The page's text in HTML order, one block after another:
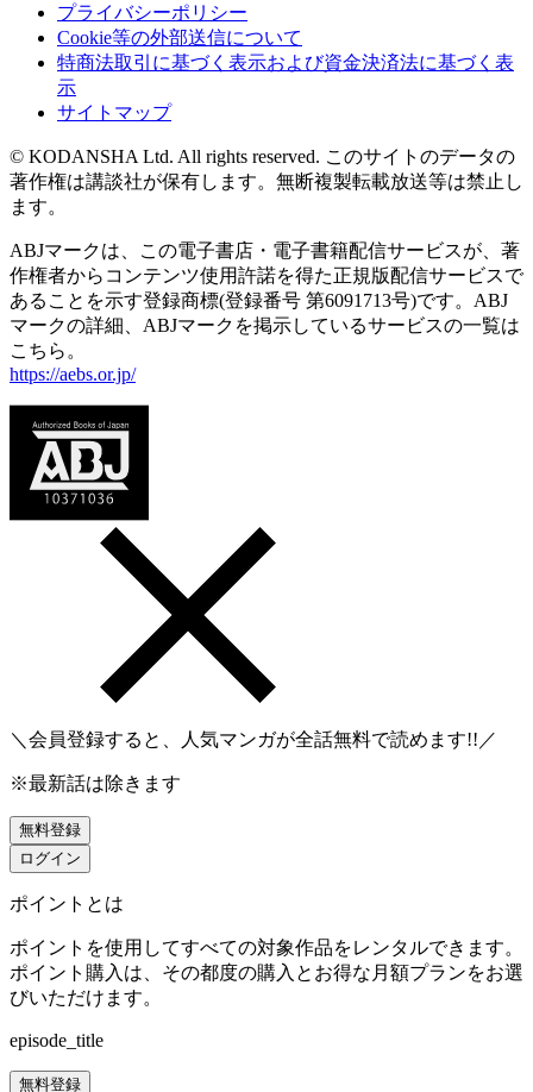
プライバシーポリシー
Cookie等の外部送信について
特商法取引に基づく表示および資金決済法に基づく表
示
サイトマップ
© KODANSHA Ltd. All rights reserved. このサイトのデータの
著作権は講談社が保有します。無断複製転載放送等は禁止し
ます。
ABJマークは、この電子書店・電子書籍配信サービスが、著
作権者からコンテンツ使用許諾を得た正規版配信サービスで
あることを示す登録商標(登録番号 第6091713号)です。ABJ
マークの詳細、ABJマークを掲示しているサービスの一覧は
こちら。
https://aebs.or.jp/
＼会員登録すると、人気マンガが全話無料で読めます!!／
※最新話は除きます
無料登録
ログイン
ポイントとは
ポイントを使用してすべての対象作品をレンタルできます。
ポイント購入は、その都度の購入とお得な月額プランをお選
びいただけます。
episode_title
無料登録